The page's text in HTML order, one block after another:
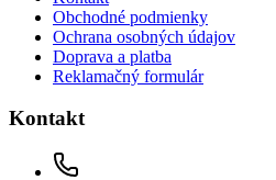
Obchodné podmienky
Ochrana osobných údajov
Doprava a platba
Reklamačný formulár
Kontakt